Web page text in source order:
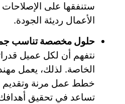
ستنفقها على الإصلاحات
الأعمال رديئة الجودة.
حلول مخصصة تناسب
نتفهم أن لكل عميل
الخاصة. لذلك، يعمل
خطط عمل مرنة وتقديم
تساعد في تحقيق